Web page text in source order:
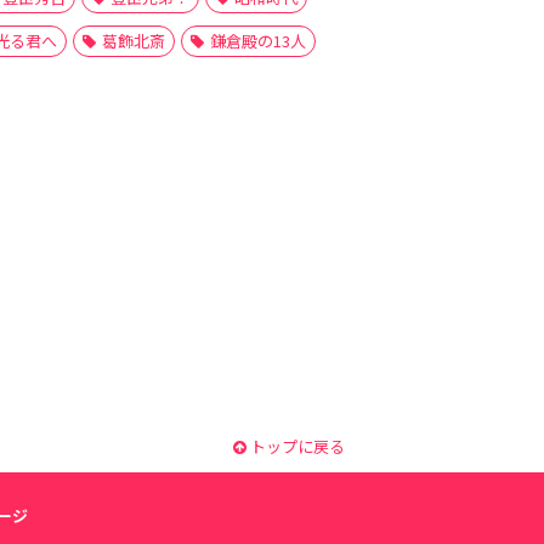
る君へ
葛飾北斎 鎌倉殿の13人
トップに戻る
ジ